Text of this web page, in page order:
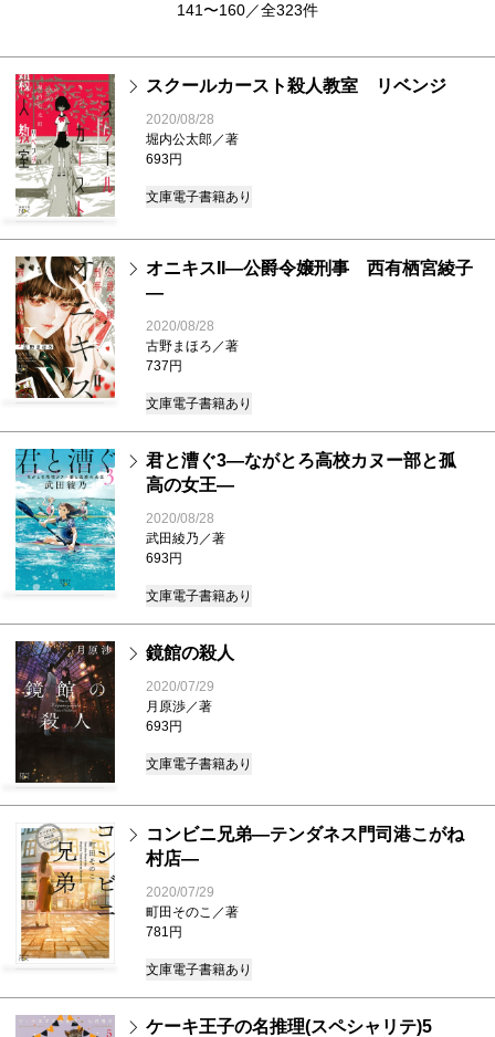
141〜160／全323件
スクールカースト殺人教室 リベンジ
2020/08/28
堀内公太郎／著
693円
文庫電子書籍あり
オニキスII―公爵令嬢刑事 西有栖宮綾子
―
2020/08/28
古野まほろ／著
737円
文庫電子書籍あり
君と漕ぐ3―ながとろ高校カヌー部と孤
高の女王―
2020/08/28
武田綾乃／著
693円
文庫電子書籍あり
鏡館の殺人
2020/07/29
月原渉／著
693円
文庫電子書籍あり
コンビニ兄弟―テンダネス門司港こがね
村店―
2020/07/29
町田そのこ／著
781円
文庫電子書籍あり
ケーキ王子の名推理(スペシャリテ)5